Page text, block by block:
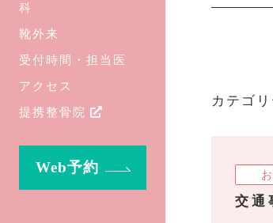
科
靴外来
受付時間・担当医
アクセス
提携整骨院
Web予約
カテゴリ
交通